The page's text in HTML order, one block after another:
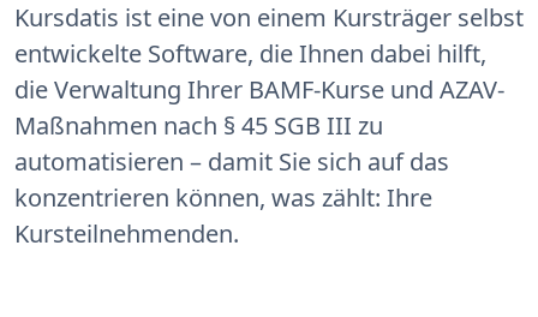
Kursdatis ist eine von einem Kursträger selbst
entwickelte Software, die Ihnen dabei hilft,
die Verwaltung Ihrer BAMF-Kurse und AZAV-
Maßnahmen nach § 45 SGB III zu
automatisieren – damit Sie sich auf das
konzentrieren können, was zählt: Ihre
Kursteilnehmenden.